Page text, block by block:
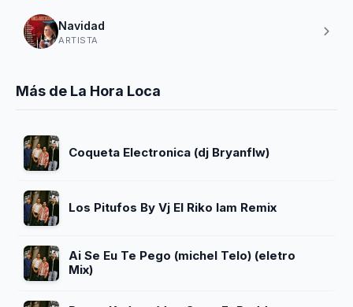
Navidad
ARTISTA
Más de La Hora Loca
Coqueta Electronica (dj Bryanflw)
Los Pitufos By Vj El Riko Iam Remix
Ai Se Eu Te Pego (michel Telo) (eletro
Mix)